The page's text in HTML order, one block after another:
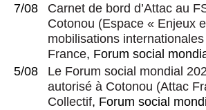
7/08
Carnet de bord d’Attac au
Cotonou (Espace « Enjeux
mobilisations internationales
France, Forum social
5/08
Le Forum social mondial
autorisé à Cotonou (Attac
Collectif, Forum social